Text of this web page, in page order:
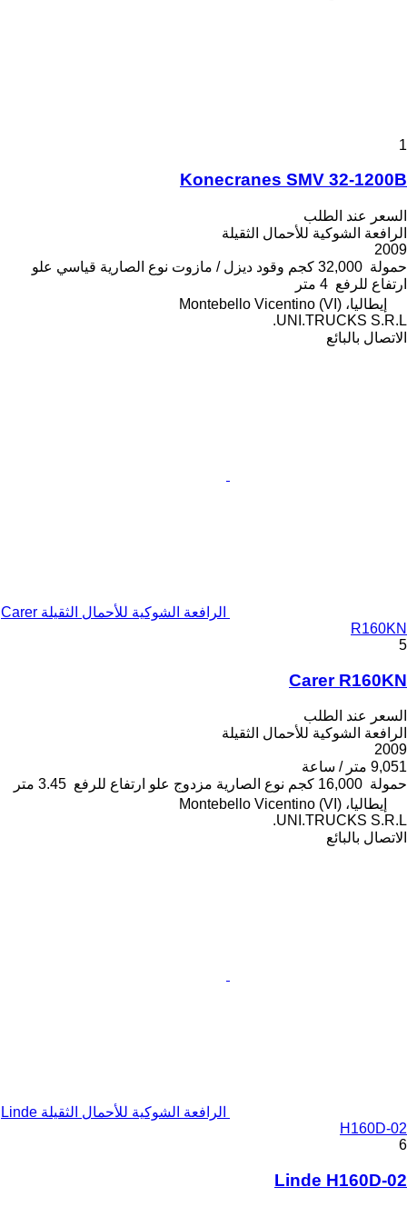
1
Konecranes SMV 32-1200B
السعر عند الطلب
الرافعة الشوكية للأحمال الثقيلة
2009
حمولة 32,000 كجم وقود ديزل / مازوت نوع الصارية قياسي علو
ارتفاع للرفع 4 متر
إيطاليا، Montebello Vicentino (VI)
UNI.TRUCKS S.R.L.
الاتصال بالبائع
الرافعة الشوكية للأحمال الثقيلة Carer
R160KN
5
Carer R160KN
السعر عند الطلب
الرافعة الشوكية للأحمال الثقيلة
2009
9,051 متر / ساعة
حمولة 16,000 كجم نوع الصارية مزدوج علو ارتفاع للرفع 3.45 متر
إيطاليا، Montebello Vicentino (VI)
UNI.TRUCKS S.R.L.
الاتصال بالبائع
الرافعة الشوكية للأحمال الثقيلة Linde
H160D-02
6
Linde H160D-02